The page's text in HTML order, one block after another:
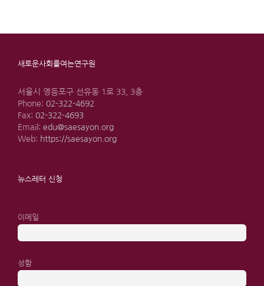
새로운사회를여는연구원
서울시 영등포구 선유동 1로 33, 3층
Phone: 02-322-4692
Fax: 02-322-4693
Email: edu@saesayon.org
Web: https://saesayon.org
뉴스레터 신청
이메일
성함